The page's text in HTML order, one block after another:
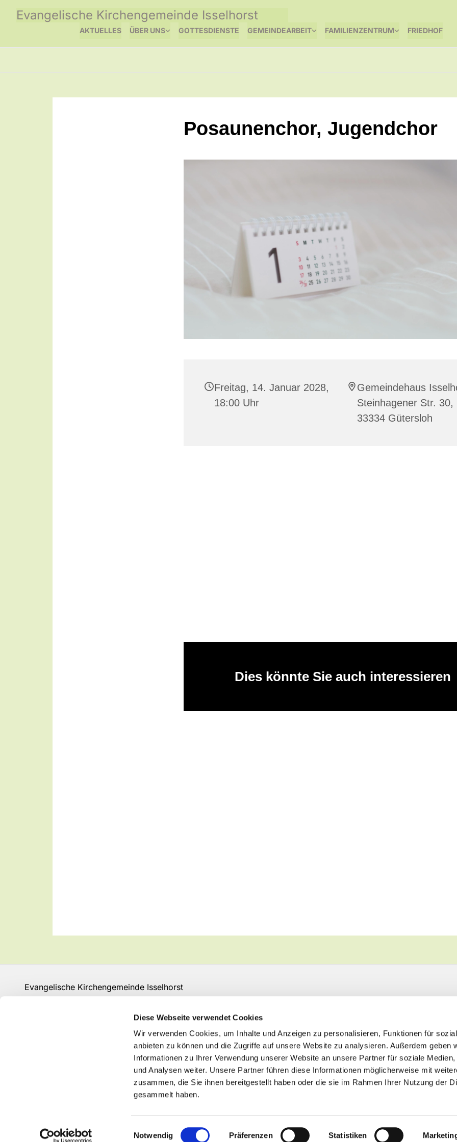
Diese Webseite verwendet Cookies
Wir verwenden Cookies, um Inhalte und Anzeigen zu personalisieren, Funktionen für
anbieten zu können und die Zugriffe auf unsere Website zu analysieren. Außerdem geben
Informationen zu Ihrer Verwendung unserer Website an unsere Partner für soziale Medien,
und Analysen weiter. Unsere Partner führen diese Informationen möglicherweise mit
zusammen, die Sie ihnen bereitgestellt haben oder die sie im Rahmen Ihrer Nutzung der
gesammelt haben.
Einwilligungsauswahl
Notwendig Präferenzen Statistiken
Evangelische Kirchengemeinde Isselhorst
AKTUELLES ÜBER UNS GOTTESDIENSTE GEMEINDEARBEIT FAMILIENZENTRUM FRIEDHOF
Posaunenchor, Jugendchor
Freitag, 14. Januar 2028,
18:00 Uhr
Gemeindehaus
Steinhagener Str. 30,
33334 Gütersloh
Dies könnte Sie auch interessieren
Evangelische Kirchengemeinde Isselhorst
GT-KG-Isselhorst@kk-ekvw.de